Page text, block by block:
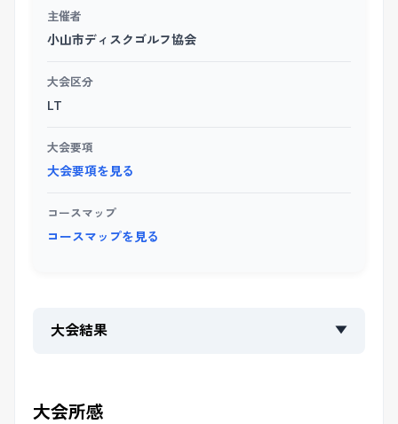
主催者
小山市ディスクゴルフ協会
大会区分
LT
大会要項
大会要項を見る
コースマップ
コースマップを見る
大会結果 ▼
大会所感